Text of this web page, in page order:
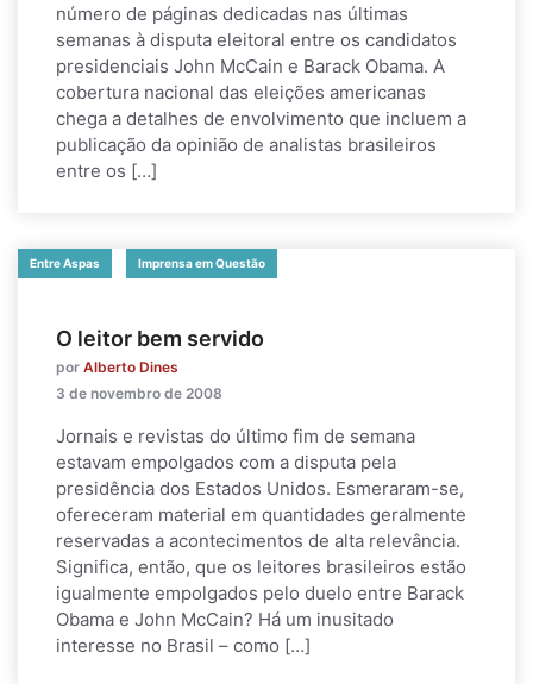
número de páginas dedicadas nas últimas
semanas à disputa eleitoral entre os candidatos
presidenciais John McCain e Barack Obama. A
cobertura nacional das eleições americanas
chega a detalhes de envolvimento que incluem a
publicação da opinião de analistas brasileiros
entre os […]
Entre Aspas Imprensa em Questão
O leitor bem servido
por Alberto Dines
3 de novembro de 2008
Jornais e revistas do último fim de semana
estavam empolgados com a disputa pela
presidência dos Estados Unidos. Esmeraram-se,
ofereceram material em quantidades geralmente
reservadas a acontecimentos de alta relevância.
Significa, então, que os leitores brasileiros estão
igualmente empolgados pelo duelo entre Barack
Obama e John McCain? Há um inusitado
interesse no Brasil – como […]